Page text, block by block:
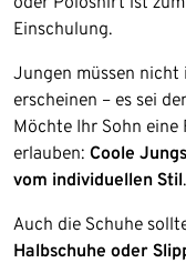
Einschulung.
Jungen müssen
erscheinen – es sei
Möchte Ihr Sohn eine
erlauben: Coole
vom individuellen Stil.
Auch die Schuhe
Halbschuhe oder